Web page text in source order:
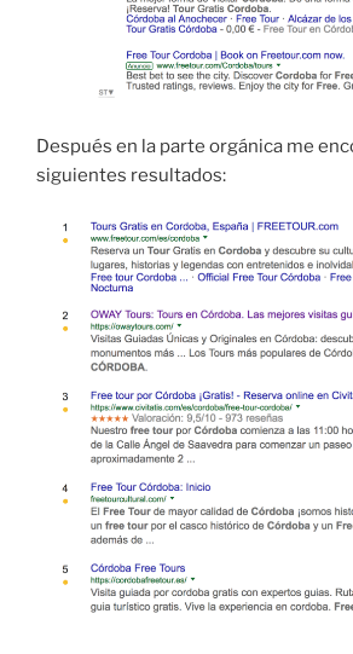
Después en la parte orgánica me
siguientes resultados: